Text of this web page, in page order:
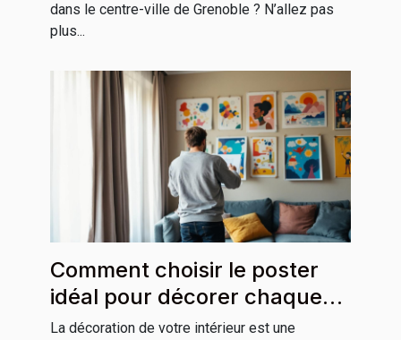
dans le centre-ville de Grenoble ? N’allez pas
plus...
Comment choisir le poster
idéal pour décorer chaque
pièce de votre maison
La décoration de votre intérieur est une